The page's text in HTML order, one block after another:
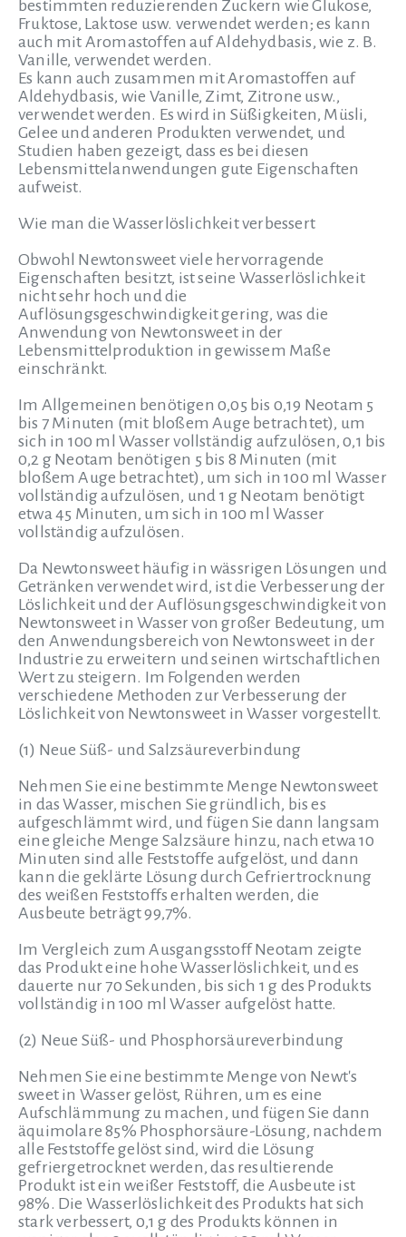
bestimmten reduzierenden Zuckern wie Glukose,
Fruktose, Laktose usw. verwendet werden; es kann
auch mit Aromastoffen auf Aldehydbasis, wie z. B.
Vanille, verwendet werden.
Es kann auch zusammen mit Aromastoffen auf
Aldehydbasis, wie Vanille, Zimt, Zitrone usw.,
verwendet werden. Es wird in Süßigkeiten, Müsli,
Gelee und anderen Produkten verwendet, und
Studien haben gezeigt, dass es bei diesen
Lebensmittelanwendungen gute Eigenschaften
aufweist.
Wie man die Wasserlöslichkeit verbessert
Obwohl Newtonsweet viele hervorragende
Eigenschaften besitzt, ist seine Wasserlöslichkeit
nicht sehr hoch und die
Auflösungsgeschwindigkeit gering, was die
Anwendung von Newtonsweet in der
Lebensmittelproduktion in gewissem Maße
einschränkt.
Im Allgemeinen benötigen 0,05 bis 0,19 Neotam 5
bis 7 Minuten (mit bloßem Auge betrachtet), um
sich in 100 ml Wasser vollständig aufzulösen, 0,1 bis
0,2 g Neotam benötigen 5 bis 8 Minuten (mit
bloßem Auge betrachtet), um sich in 100 ml Wasser
vollständig aufzulösen, und 1 g Neotam benötigt
etwa 45 Minuten, um sich in 100 ml Wasser
vollständig aufzulösen.
Da Newtonsweet häufig in wässrigen Lösungen und
Getränken verwendet wird, ist die Verbesserung der
Löslichkeit und der Auflösungsgeschwindigkeit von
Newtonsweet in Wasser von großer Bedeutung, um
den Anwendungsbereich von Newtonsweet in der
Industrie zu erweitern und seinen wirtschaftlichen
Wert zu steigern. Im Folgenden werden
verschiedene Methoden zur Verbesserung der
Löslichkeit von Newtonsweet in Wasser vorgestellt.
(1) Neue Süß- und Salzsäureverbindung
Nehmen Sie eine bestimmte Menge Newtonsweet
in das Wasser, mischen Sie gründlich, bis es
aufgeschlämmt wird, und fügen Sie dann langsam
eine gleiche Menge Salzsäure hinzu, nach etwa 10
Minuten sind alle Feststoffe aufgelöst, und dann
kann die geklärte Lösung durch Gefriertrocknung
des weißen Feststoffs erhalten werden, die
Ausbeute beträgt 99,7%.
Im Vergleich zum Ausgangsstoff Neotam zeigte
das Produkt eine hohe Wasserlöslichkeit, und es
dauerte nur 70 Sekunden, bis sich 1 g des Produkts
vollständig in 100 ml Wasser aufgelöst hatte.
(2) Neue Süß- und Phosphorsäureverbindung
Nehmen Sie eine bestimmte Menge von Newt's
sweet in Wasser gelöst, Rühren, um es eine
Aufschlämmung zu machen, und fügen Sie dann
äquimolare 85% Phosphorsäure-Lösung, nachdem
alle Feststoffe gelöst sind, wird die Lösung
gefriergetrocknet werden, das resultierende
Produkt ist ein weißer Feststoff, die Ausbeute ist
98%. Die Wasserlöslichkeit des Produkts hat sich
stark verbessert, 0,1 g des Produkts können in